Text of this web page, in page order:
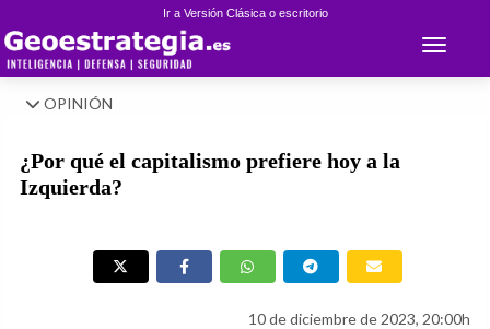
Ir a Versión Clásica o escritorio
Toggle
OPINIÓN
¿Por qué el capitalismo prefiere hoy a la
Izquierda?
10 de diciembre de 2023, 20:00h